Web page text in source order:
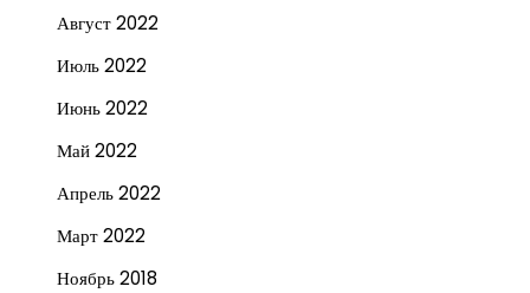
Август 2022
Июль 2022
Июнь 2022
Май 2022
Апрель 2022
Март 2022
Ноябрь 2018